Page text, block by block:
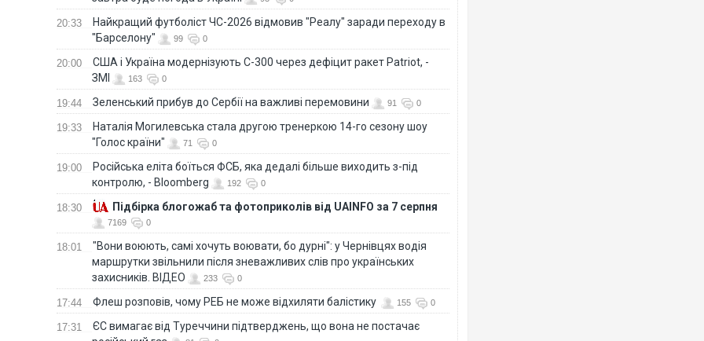
20:33
Найкращий футболіст ЧС-2026 відмовив "Реалу" заради переходу в
"Барселону"
99 0
20:00
США і Україна модернізують С-300 через дефіцит ракет Patriot, -
ЗМІ
163 0
19:44 Зеленський прибув до Сербії на важливі перемовини 91 0
19:33
Наталія Могилевська стала другою тренеркою 14-го сезону шоу
"Голос країни"
71 0
19:00
Російська еліта боїться ФСБ, яка дедалі більше виходить з-під
контролю, - Bloomberg
192 0
18:30 Підбірка блогожаб та фотоприколів від UAINFO за 7 серпня
7169 0
18:01
"Вони воюють, самі хочуть воювати, бо дурні": у Чернівцях водія
маршрутки звільнили після зневажливих слів про українських
захисників. ВІДЕО
233 0
17:44 Флеш розповів, чому РЕБ не може відхиляти балістику 155 0
17:31
ЄС вимагає від Туреччини підтверджень, що вона не постачає